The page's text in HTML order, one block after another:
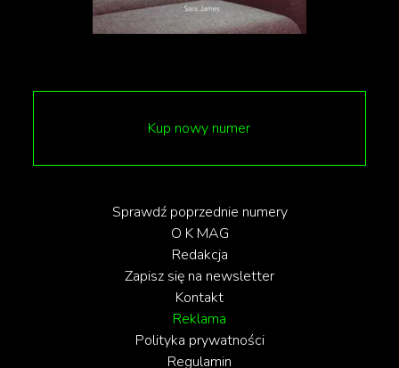
Kup nowy numer
Sprawdź poprzednie numery
O K MAG
Redakcja
Zapisz się na newsletter
Kontakt
Reklama
Polityka prywatności
Regulamin